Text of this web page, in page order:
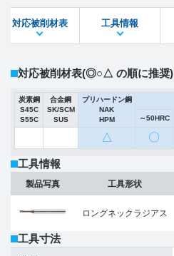
STEPファイル
対応被削材表 工具情報
対応被削材表(◎○△ の順に推奨)
炭素鋼
S45C
S55C
合金鋼
SK/SCM
SUS
プリハードン鋼
NAK
HPM
～50HRC
△ 〇
工具情報
製品写真 工具形状
ロングネックラジアス
工具寸法